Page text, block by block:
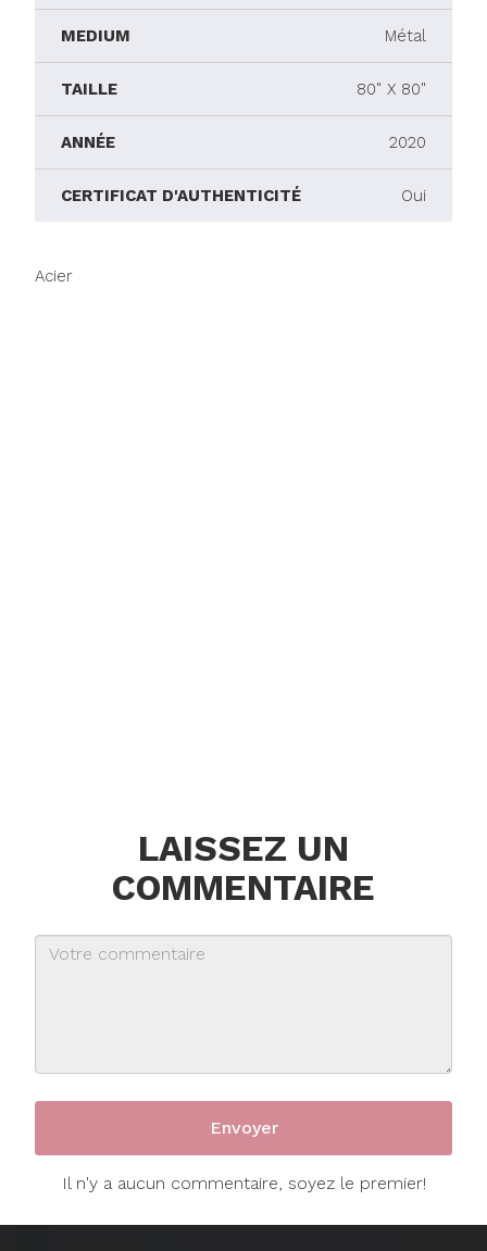
MEDIUM Métal
TAILLE 80" X 80"
ANNÉE 2020
CERTIFICAT D'AUTHENTICITÉ Oui
Acier
LAISSEZ UN
COMMENTAIRE
Il n'y a aucun commentaire, soyez le premier!